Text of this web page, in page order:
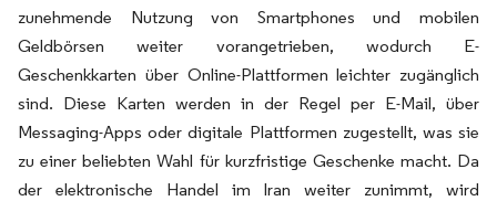
zunehmende Nutzung von Smartphones und mobilen
Geldbörsen weiter vorangetrieben, wodurch E-
Geschenkkarten über Online-Plattformen leichter zugänglich
sind. Diese Karten werden in der Regel per E-Mail, über
Messaging-Apps oder digitale Plattformen zugestellt, was sie
zu einer beliebten Wahl für kurzfristige Geschenke macht. Da
der elektronische Handel im Iran weiter zunimmt, wird